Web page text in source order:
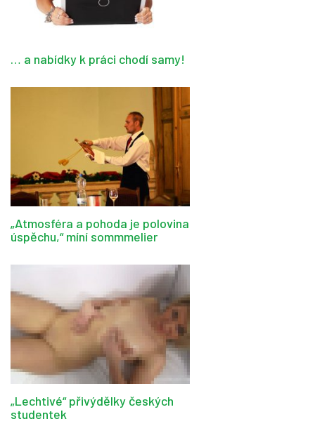
… a nabídky k práci chodí samy!
„Atmosféra a pohoda je polovina
úspěchu,“ míní sommmelier
„Lechtivé“ přivýdělky českých
studentek